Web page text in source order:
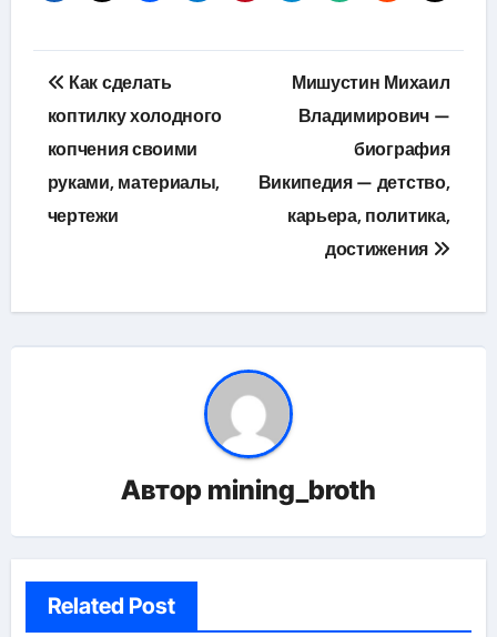
Навигация
по
записям
Как сделать
коптилку холодного
копчения своими
руками, материалы,
чертежи
Мишустин Михаил
Владимирович —
биография
Википедия — детство,
карьера, политика,
достижения
Автор mining_broth
Related Post